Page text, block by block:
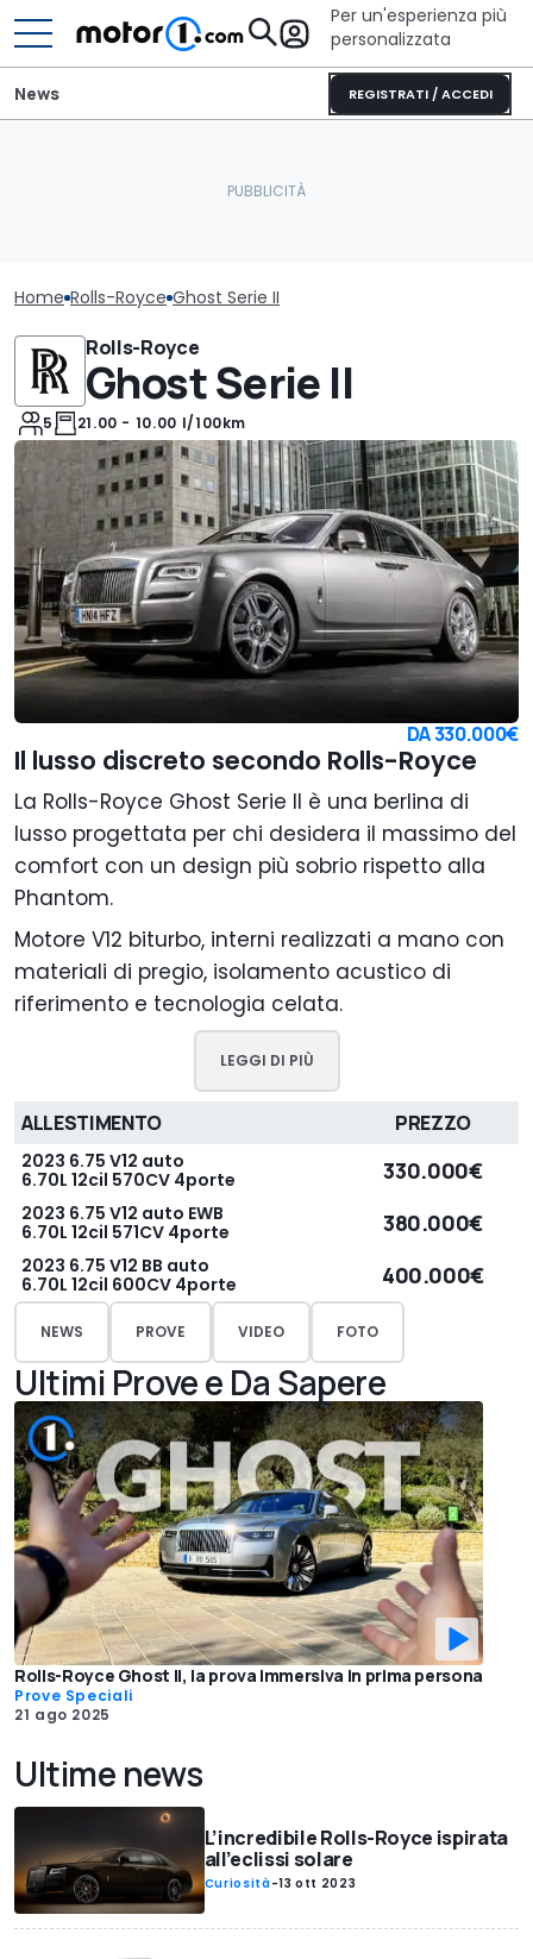
Per un'esperienza più
personalizzata
REGISTRATI / ACCEDI
News
Home Rolls-Royce Ghost Serie II
Rolls-Royce
Ghost Serie II
5 21.00 - 10.00 l/100km
DA330.000€
Il lusso discreto secondo Rolls-Royce
La Rolls-Royce Ghost Serie II è una berlina di
lusso progettata per chi desidera il massimo del
comfort con un design più sobrio rispetto alla
Phantom.
Motore V12 biturbo, interni realizzati a mano con
materiali di pregio, isolamento acustico di
riferimento e tecnologia celata.
LEGGI DI PIÙ
ALLESTIMENTO PREZZO
2023 6.75 V12 auto
6.70L 12cil 570CV 4porte
330.000€
2023 6.75 V12 auto EWB
6.70L 12cil 571CV 4porte
380.000€
2023 6.75 V12 BB auto
6.70L 12cil 600CV 4porte
400.000€
NEWS PROVE VIDEO FOTO
Ultimi Prove e Da Sapere
Rolls-Royce Ghost II, la prova immersiva in prima persona
Prove Speciali
21 ago 2025
Ultime news
L’incredibile Rolls-Royce ispirata
all’eclissi solare
Curiosità-13 ott 2023